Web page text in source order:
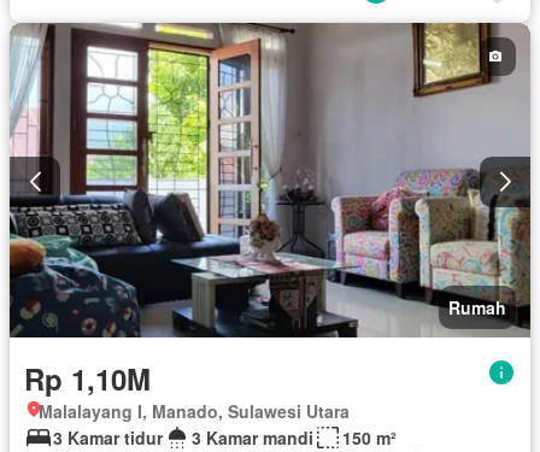
Rumah
Rp 1,10M
Malalayang I, Manado, Sulawesi Utara
3 Kamar tidur
3 Kamar mandi
150 m²